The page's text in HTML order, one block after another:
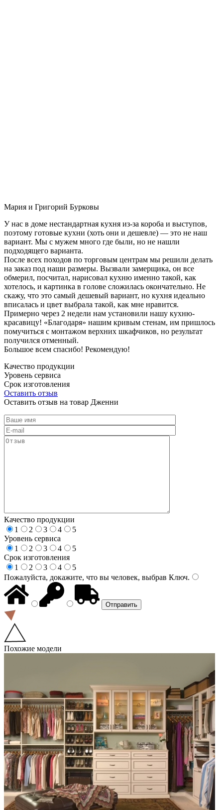
Мария и Григорий Бурковы
У нас в доме нестандартная кухня из-за короба и выступов,
поэтому готовые кухни (хоть они и дешевле) — это не наш
вариант. Мы с мужем много где были, но не нашли
подходящего варианта.
После всех походов по торговым центрам мы решили делать
на заказ под наши размеры. Вызвали замерщика, он все
обмерил, посчитал, нарисовал кухню именно такой, как
хотелось, и картинка в голове сложилась окончательно. Не
скажу, что это самый дешевый вариант, но кухня идеально
вписалась и цвет выбрала такой, как мне нравится.
Примерно через 2 недели нам установили нашу кухню-
красавицу! «Благодаря» нашим кривым стенам, им пришлось
помучиться с монтажом верхних шкафчиков, но результат
получился отменный.
Большое всем спасибо! Рекомендую!
Качество продукции
Уровень сервиса
Срок изготовления
Оставить отзыв
Оставить отзыв на товар Дженни
Качество продукции
1
2 3 4
5
Уровень сервиса
1
2 3 4
5
Срок изготовления
1
2 3 4
5
Пожалуйста, докажите, что вы человек, выбрав Ключ.
Похожие модели